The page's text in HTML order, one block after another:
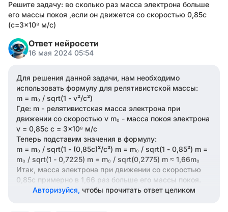
Решите задачу: во сколько раз масса электрона больше
его массы покоя ,если он движется со скоростью 0,85с
(c=3×10⁸ м/с)
Ответ нейросети
16 мая 2024 05:54
Для решения данной задачи, нам необходимо
использовать формулу для релятивистской массы:
m = m₀ / sqrt(1 - v²/c²)
Где: m - релятивистская масса электрона при
движении со скоростью v m₀ - масса покоя электрона
v = 0,85c c = 3×10⁸ м/с
Теперь подставим значения в формулу:
m = m₀ / sqrt(1 - (0,85c)²/c²) m = m₀ / sqrt(1 - 0,85²) m =
m₀ / sqrt(1 - 0,7225) m = m₀ / sqrt(0,2775) m ≈ 1,66m₀
Итак, масса электрона при движении со скоростью
0,85с примерно в 1,66 раз больше его массы покоя.
Авторизуйся, чтобы прочитать ответ целиком